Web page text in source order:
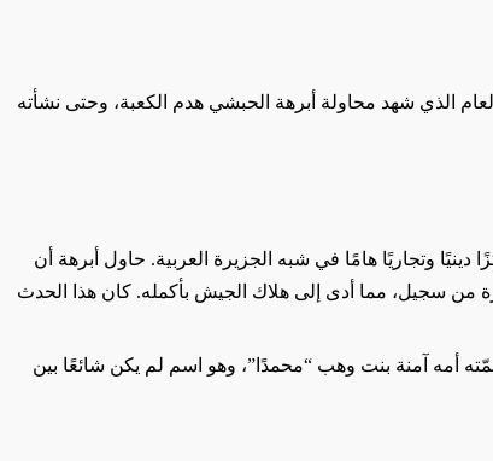
الذي شهد محاولة أبرهة الحبشي هدم الكعبة، وحتى نشأته
وتجاريًا هامًا في شبه الجزيرة العربية. حاول أبرهة أن
من سجيل، مما أدى إلى هلاك الجيش بأكمله. كان هذا الحدث
أمه آمنة بنت وهب “محمدًا”، وهو اسم لم يكن شائعًا بين